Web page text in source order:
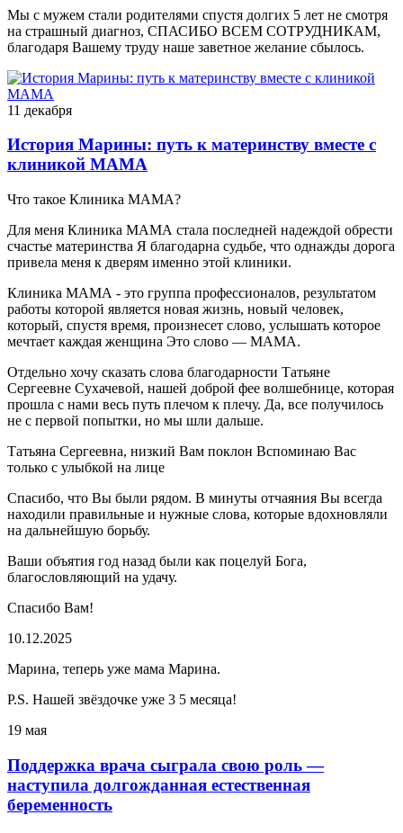
Мы с мужем стали родителями спустя долгих 5 лет не смотря
на страшный диагноз, СПАСИБО ВСЕМ СОТРУДНИКАМ,
благодаря Вашему труду наше заветное желание сбылось.
11 декабря
История Марины: путь к материнству вместе с
клиникой МАМА
Что такое Клиника МАМА?
Для меня Клиника МАМА стала последней надеждой обрести
счастье материнства Я благодарна судьбе, что однажды дорога
привела меня к дверям именно этой клиники.
Клиника МАМА - это группа профессионалов, результатом
работы которой является новая жизнь, новый человек,
который, спустя время, произнесет слово, услышать которое
мечтает каждая женщина Это слово — МАМА.
Отдельно хочу сказать слова благодарности Татьяне
Сергеевне Сухачевой, нашей доброй фее волшебнице, которая
прошла с нами весь путь плечом к плечу. Да, все получилось
не с первой попытки, но мы шли дальше.
Татьяна Сергеевна, низкий Вам поклон Вспоминаю Вас
только с улыбкой на лице
Спасибо, что Вы были рядом. В минуты отчаяния Вы всегда
находили правильные и нужные слова, которые вдохновляли
на дальнейшую борьбу.
Ваши объятия год назад были как поцелуй Бога,
благословляющий на удачу.
Спасибо Вам!
10.12.2025
Марина, теперь уже мама Марина.
P.S. Нашей звёздочке уже 3 5 месяца!
19 мая
Поддержка врача сыграла свою роль —
наступила долгожданная естественная
беременность